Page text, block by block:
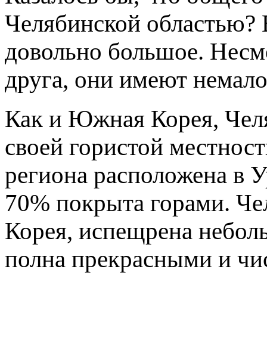
Челябинской
довольно большое.
друга, они имеют
Как и Южная Корея,
своей гористой
региона расположена в
70% покрыта горами.
Корея, испещрена
полна прекрасными и